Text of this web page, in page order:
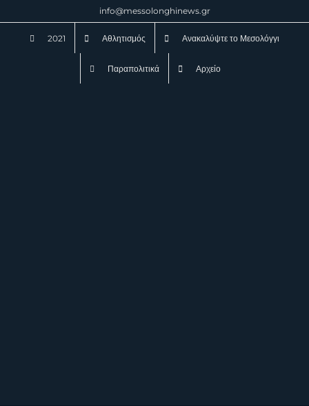
info@messolonghinews.gr
2021 Αθλητισμός Ανακαλύψτε το Μεσολόγγι
Παραπολιτικά Αρχείο